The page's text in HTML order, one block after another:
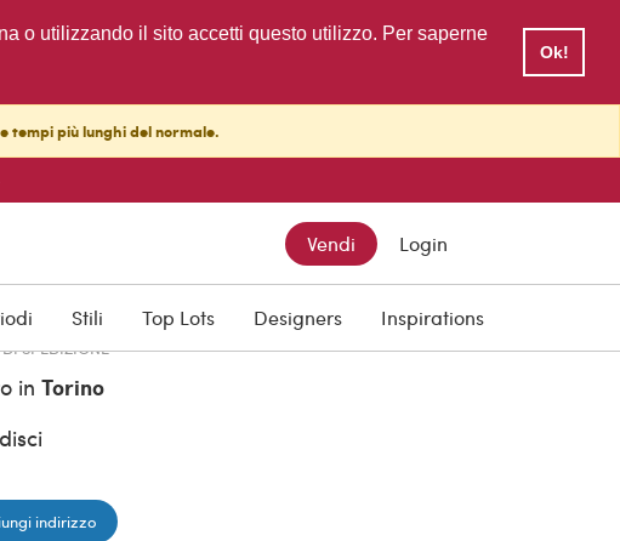
o utilizzando il sito accetti questo utilizzo. Per saperne
Ok!
tempi più lunghi del normale.
Vendi Login
Stili Top Lots Designers Inspirations
SPEDIZIONE
in Torino
indirizzo